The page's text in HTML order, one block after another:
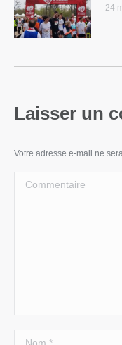
24
Laisser un
Votre adresse e-mail ne
Commentaire
Nom *